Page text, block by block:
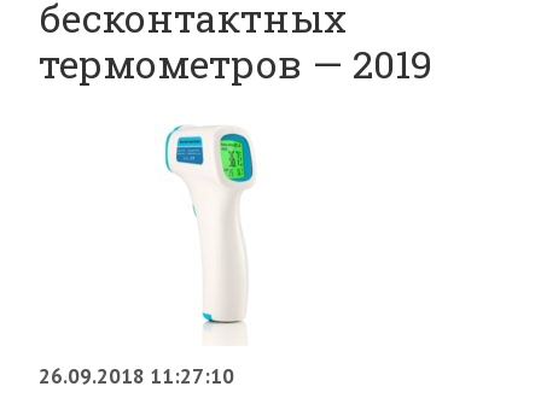
бесконтактных
термометров — 2019
26.09.2018 11:27:10